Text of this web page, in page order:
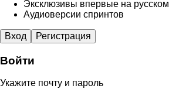
Эксклюзивы впервые на русском
Аудиоверсии спринтов
Вход Регистрация
Войти
Укажите почту и пароль